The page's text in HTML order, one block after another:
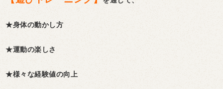
★身体の動かし方
★運動の楽しさ
★様々な経験値の向上